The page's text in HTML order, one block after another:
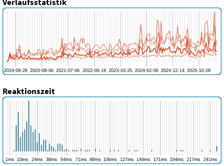
Verlaufsstatistik
Reaktionszeit